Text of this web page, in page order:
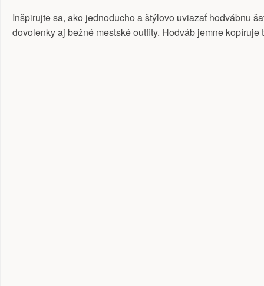
Inšpirujte sa, ako jednoducho a štýlovo uviazať hodvábnu
dovolenky aj bežné mestské outfity. Hodváb jemne